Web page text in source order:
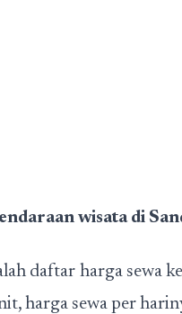
wisata di
daftar harga sewa
harga sewa per